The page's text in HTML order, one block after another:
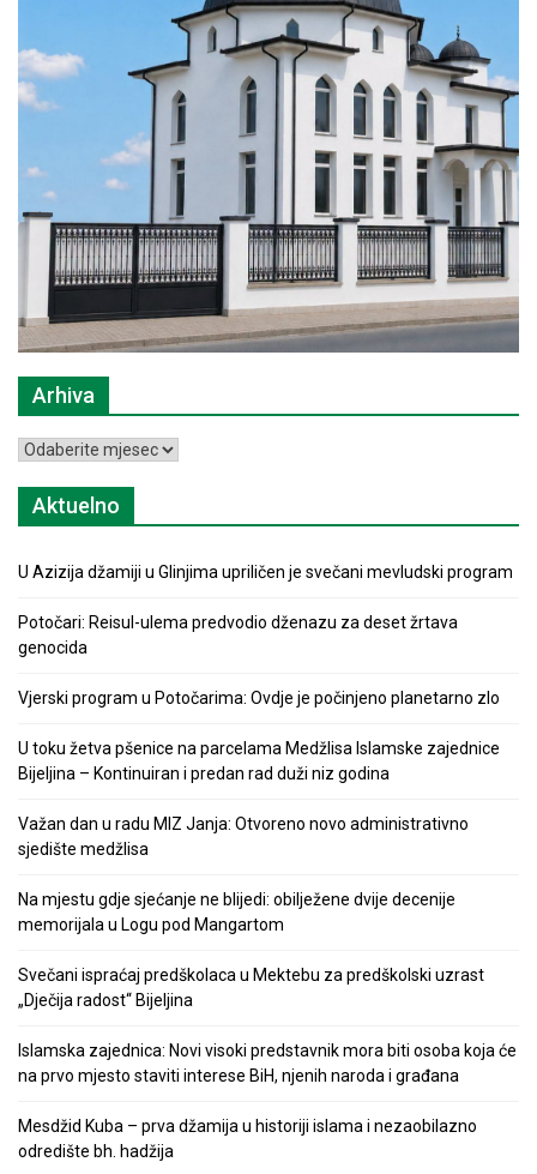
Arhiva
Arhiva
Aktuelno
U Azizija džamiji u Glinjima upriličen je svečani mevludski program
Potočari: Reisul-ulema predvodio dženazu za deset žrtava
genocida
Vjerski program u Potočarima: Ovdje je počinjeno planetarno zlo
U toku žetva pšenice na parcelama Medžlisa Islamske zajednice
Bijeljina – Kontinuiran i predan rad duži niz godina
Važan dan u radu MIZ Janja: Otvoreno novo administrativno
sjedište medžlisa
Na mjestu gdje sjećanje ne blijedi: obilježene dvije decenije
memorijala u Logu pod Mangartom
Svečani ispraćaj predškolaca u Mektebu za predškolski uzrast
„Dječija radost“ Bijeljina
Islamska zajednica: Novi visoki predstavnik mora biti osoba koja će
na prvo mjesto staviti interese BiH, njenih naroda i građana
Mesdžid Kuba – prva džamija u historiji islama i nezaobilazno
odredište bh. hadžija